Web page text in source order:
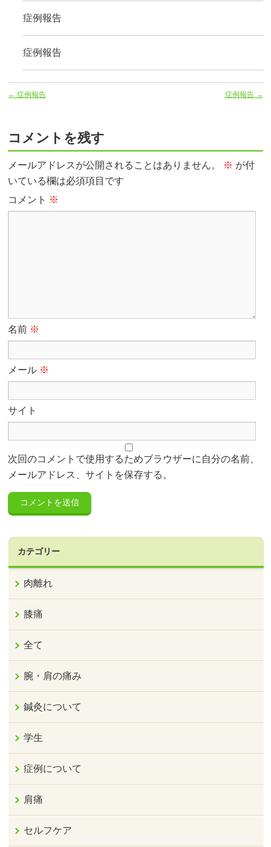
症例報告
症例報告
← 症例報告 症例報告 →
コメントを残す
メールアドレスが公開されることはありません。 ※ が付
いている欄は必須項目です
コメント ※
名前 ※
メール ※
サイト
次回のコメントで使用するためブラウザーに自分の名前、
メールアドレス、サイトを保存する。
カテゴリー
肉離れ
膝痛
全て
腕・肩の痛み
鍼灸について
学生
症例について
肩痛
セルフケア